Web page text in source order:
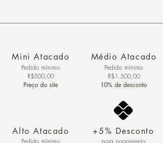
Mini Atacado
Pedido ​mínimo
R$500,00
Preço do site
Alto Atacado
Pedido mínimo
Médio Atacado
Pedido mínimo
R$1.500,00
10% de desconto
+5% Desconto
para pagamento